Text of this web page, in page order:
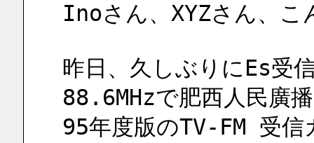
Inoさん、XYZさん、こ
昨日、久しぶりにEs受
88.6MHzで肥西人民廣
95年度版のTV-FM 受信